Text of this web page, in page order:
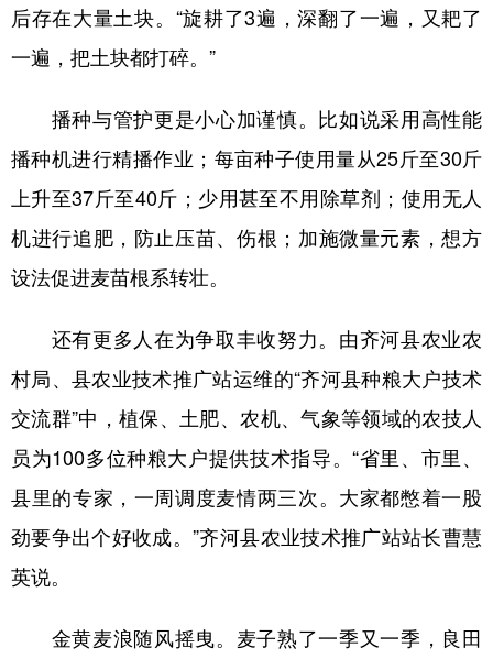
后存在大量土块。“旋耕了3遍，深翻了一遍，又耙了
一遍，把土块都打碎。”
播种与管护更是小心加谨慎。比如说采用高性能
播种机进行精播作业；每亩种子使用量从25斤至30斤
上升至37斤至40斤；少用甚至不用除草剂；使用无人
机进行追肥，防止压苗、伤根；加施微量元素，想方
设法促进麦苗根系转壮。
还有更多人在为争取丰收努力。由齐河县农业农
村局、县农业技术推广站运维的“齐河县种粮大户技术
交流群”中，植保、土肥、农机、气象等领域的农技人
员为100多位种粮大户提供技术指导。“省里、市里、
县里的专家，一周调度麦情两三次。大家都憋着一股
劲要争出个好收成。”齐河县农业技术推广站站长曹慧
英说。
金黄麦浪随风摇曳。麦子熟了一季又一季，良田